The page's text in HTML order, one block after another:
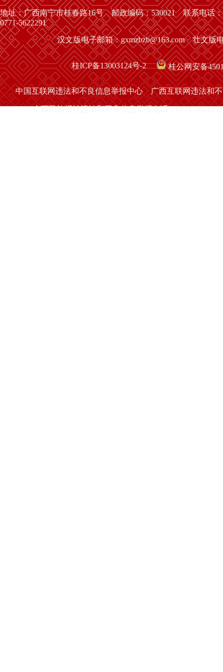
地址：广西南宁市桂春路16号 邮政编码：530021 联系电话：
0771-5622291
汉文版电子邮箱：gxmzbzb@163.com 壮文版
桂ICP备13003124号-2 桂公网安备
中国互联网违法和不良信息举报中心 广西互联网违法和
广西民族报社违法和不良信息举报电话：0771-